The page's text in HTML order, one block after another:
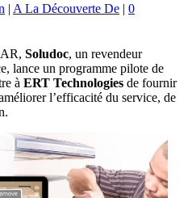
| A La Découverte De | 0
Soludoc, un revendeur
lance un programme pilote de
à ERT Technologies de fournir
l’efficacité du service, de